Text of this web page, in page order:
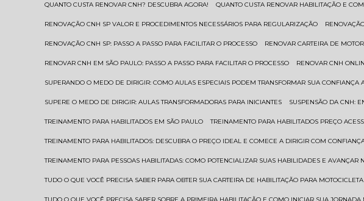
QUANTO CUSTA RENOVAR CNH? DESCUBRA AGORA! QUANTO CUSTA RENOVAR HABILITAÇÃO E
RENOVAÇÃO CNH SP VALOR E PROCEDIMENTOS NECESSÁRIOS PARA REGULARIZAÇÃO
RENOVAÇÃO CNH SP: PASSO A PASSO PARA FACILITAR O PROCESSO RENOVAR CARTEIRA DE
RENOVAR CNH EM SÃO PAULO: PASSO A PASSO PARA FACILITAR O PROCESSO RENOVAR CNH
SUPERANDO O MEDO DE DIRIGIR: COMO AULAS ESPECIAIS PODEM TRANSFORMAR SUA CONFIANÇA
SUPERE O MEDO DE DIRIGIR: AULAS TRANSFORMADORAS PARA INICIANTES SUSPENSÃO DA CNH:
TREINAMENTO PARA HABILITADOS EM SÃO PAULO TREINAMENTO PARA HABILITADOS PREÇO
TREINAMENTO PARA HABILITADOS: DESCUBRA O PREÇO IDEAL E COMECE A DIRIGIR COM
TREINAMENTO PARA PESSOAS HABILITADAS: COMO POTENCIALIZAR SUAS HABILIDADES E AVANÇAR
TUDO O QUE VOCÊ PRECISA SABER PARA OBTER SUA CARTEIRA DE HABILITAÇÃO PARA MOTOCICLETA